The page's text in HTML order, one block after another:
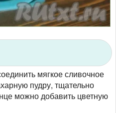
мягкое сливочное
пудру, тщательно
можно добавить цветную